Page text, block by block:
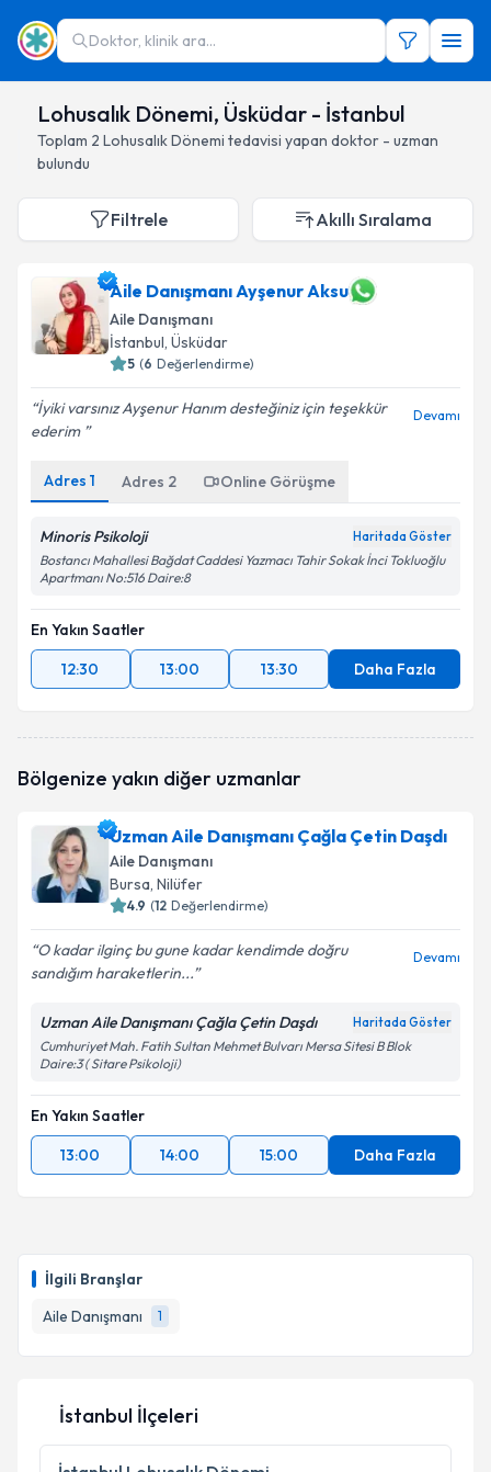
Doktor, klinik ara...
Lohusalık Dönemi, Üsküdar - İstanbul
Toplam 2 Lohusalık Dönemi tedavisi yapan doktor - uzman
bulundu
İlgili Branşlar
Aile Danışmanı
1
Filtrele Akıllı Sıralama
Aile Danışmanı Ayşenur Aksu
Aile Danışmanı
İstanbul, Üsküdar
5 (6 Değerlendirme)
İyiki varsınız Ayşenur Hanım desteğiniz için teşekkür
ederim ️
Devamı
Adres 1 Adres 2 Online Görüşme
Minoris Psikoloji Haritada Göster
Bostancı Mahallesi Bağdat Caddesi Yazmacı Tahir Sokak İnci Tokluoğlu
Apartmanı No:516 Daire:8
En Yakın Saatler
12:30
13:00 13:30 Daha Fazla
Bölgenize yakın diğer uzmanlar
Uzman Aile Danışmanı Çağla Çetin Daşdı
Aile Danışmanı
Bursa, Nilüfer
4.9 (12 Değerlendirme)
O kadar ilginç bu gune kadar kendimde doğru
sandığım haraketlerin...
Devamı
Uzman Aile Danışmanı Çağla Çetin Daşdı Haritada Göster
Cumhuriyet Mah. Fatih Sultan Mehmet Bulvarı Mersa Sitesi B Blok
Daire:3 ( Sitare Psikoloji)
En Yakın Saatler
13:00
14:00 15:00 Daha Fazla
İstanbul İlçeleri